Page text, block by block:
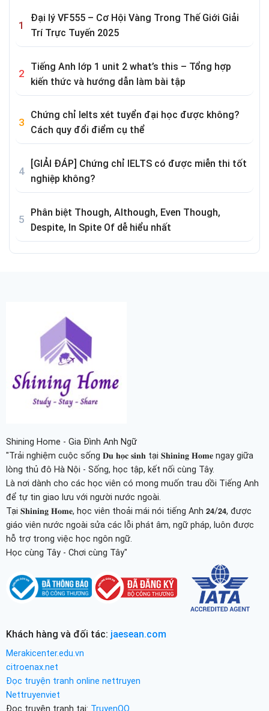
Đại lý VF555 – Cơ Hội Vàng Trong Thế Giới Giải
Trí Trực Tuyến 2025
Tiếng Anh lớp 1 unit 2 what’s this – Tổng hợp
kiến thức và hướng dẫn làm bài tập
Chứng chỉ Ielts xét tuyển đại học được không?
Cách quy đổi điểm cụ thể
[GIẢI ĐÁP] Chứng chỉ IELTS có được miễn thi tốt
nghiệp không?
Phân biệt Though, Although, Even Though,
Despite, In Spite Of dễ hiểu nhất
Shining Home - Gia Đình Anh Ngữ
"Trải nghiệm cuộc sống 𝐃𝐮 𝐡𝐨̣𝐜 𝐬𝐢𝐧𝐡 tại 𝐒𝐡𝐢𝐧𝐢𝐧𝐠 𝐇𝐨𝐦𝐞 ngay giữa
lòng thủ đô Hà Nội - Sống, học tập, kết nối cùng Tây.
Là nơi dành cho các học viên có mong muốn trau dồi Tiếng Anh
để tự tin giao lưu với người nước ngoài.
Tại 𝐒𝐡𝐢𝐧𝐢𝐧𝐠 𝐇𝐨𝐦𝐞, học viên thoải mái nói tiếng Anh 𝟮𝟰/𝟮𝟰, được
giáo viên nước ngoài sửa các lỗi phát âm, ngữ pháp, luôn được
hỗ trợ trong việc học ngôn ngữ.
Học cùng Tây - Chơi cùng Tây"
Khách hàng và đối tác: jaesean.com
Merakicenter.edu.vn
citroenax.net
Đọc truyện tranh online nettruyen
Nettruyenviet
Đọc truyện tranh tại: TruyenQQ